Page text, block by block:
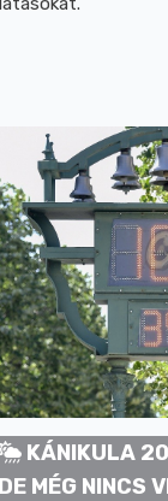
KÁNIKULA
MÉG NINCS